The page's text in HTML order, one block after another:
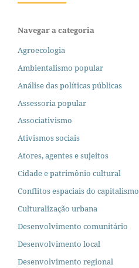
Navegar a categoria
Agroecologia
Ambientalismo popular
Análise das políticas públicas
Assessoria popular
Associativismo
Ativismos sociais
Atores, agentes e sujeitos
Cidade e patrimônio cultural
Conflitos espaciais do capitalismo
Culturalização urbana
Desenvolvimento comunitário
Desenvolvimento local
Desenvolvimento regional